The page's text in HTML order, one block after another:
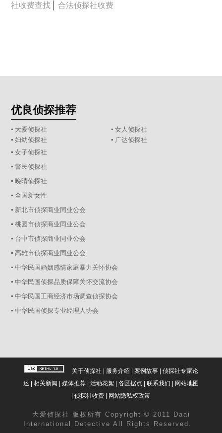
社收费查找 │合法侦探社收费
优良侦探推荐
▪ 大爱侦探社
▪ 女人侦探社
▪ 妇幼侦探社
▪ 广达侦探社
▪ 女子侦探社
▪ 警民侦探社
▪ 晚晴侦探社
▪ 全国新女性
▪ 新北市侦探商业同业公会
▪ 桃园市侦探商业同业公会
▪ 台中市侦探商业同业公会
▪ 高雄市侦探商业同业公会
▪ 中华民国婚姻感情家庭暴力关怀协会
▪ 中华民国侦探品质保障关怀交流协会
▪ 中华民国工商经济市场调查侦探协会
▪ 中华民国侦探专业经理人协会
关于侦探社 服务介绍 案例故事| 侦探社专家论
述
相关新闻 媒体推荐| 活动花絮| 各区据点 联系我们
网站地图
|侦探社收费 网站隐私权政策
大爱 侦探社
版权所有 Copyright © 2011 Daai
International Detective All Rights Reserved.